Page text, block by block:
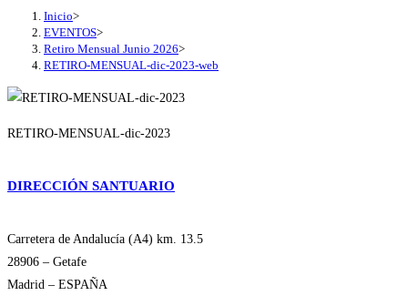
Inicio>
EVENTOS>
Retiro Mensual Junio 2026>
RETIRO-MENSUAL-dic-2023-web
RETIRO-MENSUAL-dic-2023
DIRECCIÓN SANTUARIO
Carretera de Andalucía (A4) km. 13.5
28906 – Getafe
Madrid – ESPAÑA